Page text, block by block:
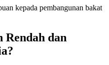
kepada pembangunan bakat
Rendah dan